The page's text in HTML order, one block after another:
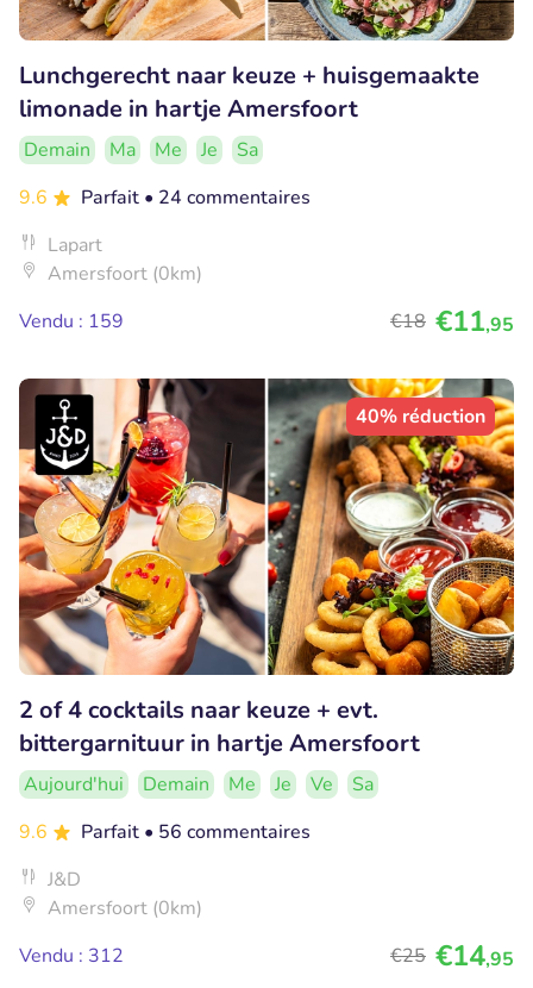
Lunchgerecht naar keuze + huisgemaakte
limonade in hartje Amersfoort
Demain Ma Me Je
Sa
9.6
Parfait • 24 commentaires
Lapart
Amersfoort (0km)
Vendu : 159
€18 €11,95
40% réduction
2 of 4 cocktails naar keuze + evt.
bittergarnituur in hartje Amersfoort
Aujourd'hui Demain Me Je Ve
Sa
9.6
Parfait • 56 commentaires
J&D
Amersfoort (0km)
Vendu : 312
€25 €14,95